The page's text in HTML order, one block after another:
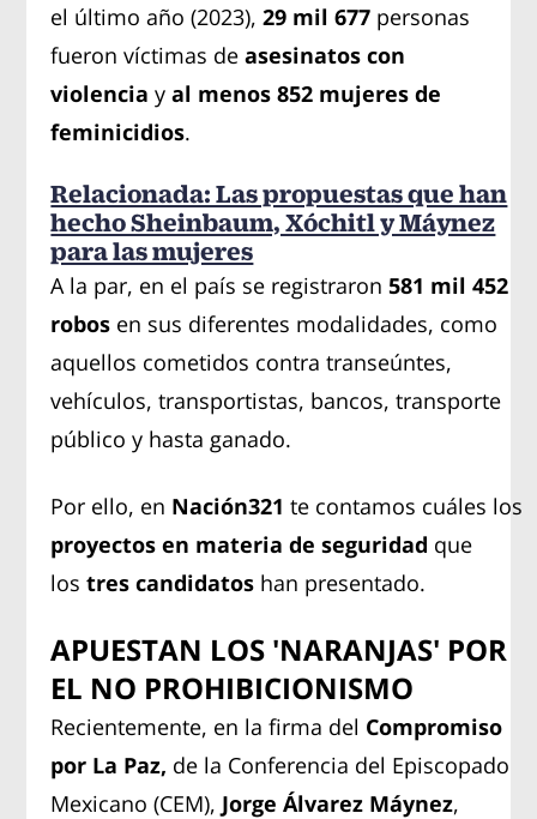
el último año (2023),29 mil 677 personas
fueron víctimas deasesinatos con
violenciay al menos 852 mujeres de
feminicidios.
Relacionada: Las propuestas que han
hecho Sheinbaum, Xóchitl y Máynez
para las mujeres
A la par, en el país se registraron581 mil 452
robos en sus diferentes modalidades, como
aquellos cometidos contra transeúntes,
vehículos, transportistas, bancos, transporte
público y hasta ganado.
Por ello, en Nación321 te contamos cuáles los
proyectos en materia de seguridad que
los tres candidatos han presentado.
APUESTAN LOS 'NARANJAS' POR
EL NO PROHIBICIONISMO
Recientemente, en la firma del Compromiso
por La Paz, de la Conferencia del Episcopado
Mexicano (CEM), Jorge Álvarez Máynez,